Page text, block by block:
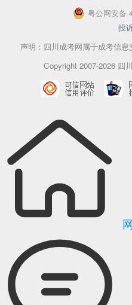
粤公网安备
投
声明：四川成考网属于成考信
Copyright 2007-2026 四